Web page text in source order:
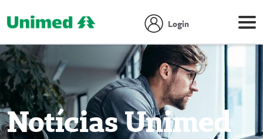
Login
Notícias Unimed